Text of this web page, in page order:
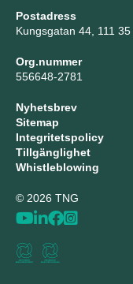
Postadress
Kungsgatan 44, 111
Org.nummer
556648-2781
Nyhetsbrev
Sitemap
Integritetspolicy
Tillgänglighet
Whistleblowing
© 2026 TNG